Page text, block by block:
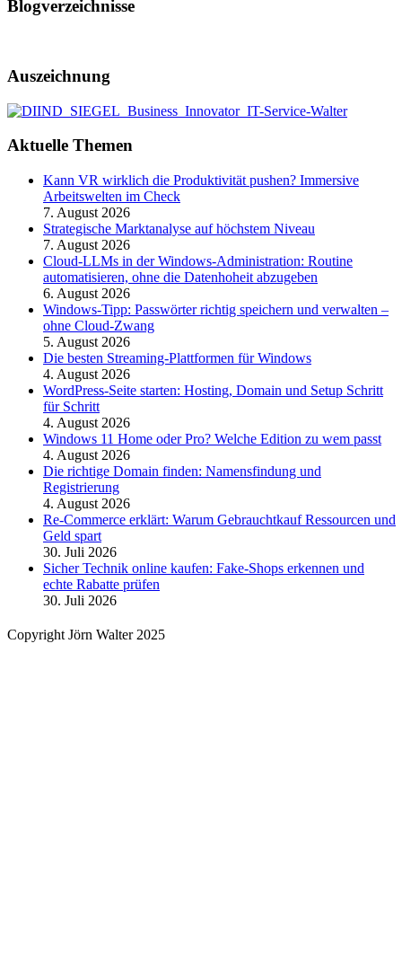
Blogverzeichnisse
Auszeichnung
Aktuelle Themen
Kann VR wirklich die Produktivität pushen? Immersive
Arbeitswelten im Check
7. August 2026
Strategische Marktanalyse auf höchstem Niveau
7. August 2026
Cloud-LLMs in der Windows-Administration: Routine
automatisieren, ohne die Datenhoheit abzugeben
6. August 2026
Windows-Tipp: Passwörter richtig speichern und verwalten –
ohne Cloud-Zwang
5. August 2026
Die besten Streaming-Plattformen für Windows
4. August 2026
WordPress-Seite starten: Hosting, Domain und Setup Schritt
für Schritt
4. August 2026
Windows 11 Home oder Pro? Welche Edition zu wem passt
4. August 2026
Die richtige Domain finden: Namensfindung und
Registrierung
4. August 2026
Re-Commerce erklärt: Warum Gebrauchtkauf Ressourcen und
Geld spart
30. Juli 2026
Sicher Technik online kaufen: Fake-Shops erkennen und
echte Rabatte prüfen
30. Juli 2026
Copyright Jörn Walter 2025